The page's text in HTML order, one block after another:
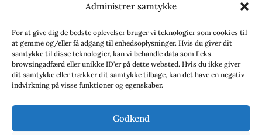
Administrer samtykke
For at give dig de bedste oplevelser bruger vi teknologier som cookies til
at gemme og/eller få adgang til enhedsoplysninger. Hvis du giver dit
samtykke til disse teknologier, kan vi behandle data som f.eks.
browsingadfærd eller unikke ID'er på dette websted. Hvis du ikke giver
dit samtykke eller trækker dit samtykke tilbage, kan det have en negativ
indvirkning på visse funktioner og egenskaber.
Godkend
Storbritannien: Translators
Association (TA)
Sverige: Översättarsektionen (Ö.)
Sverige: Översättarcentrum (ÖC)
deutschsprachiger Übersetzer (VdÜ)